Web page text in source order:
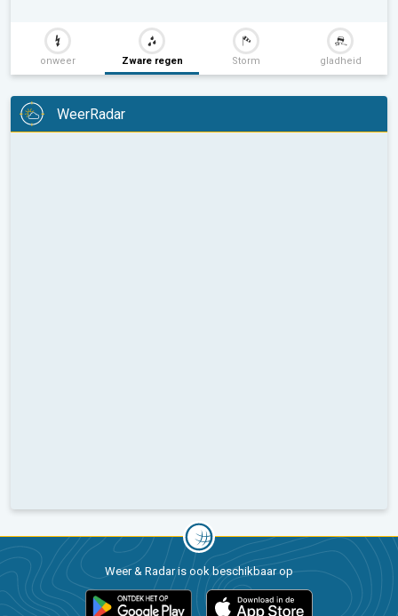
onweer Zware regen Storm gladheid
WeerRadar
Weer & Radar is ook beschikbaar op